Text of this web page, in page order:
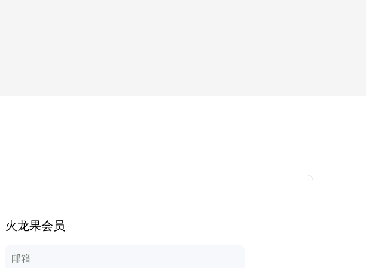
火龙果会员